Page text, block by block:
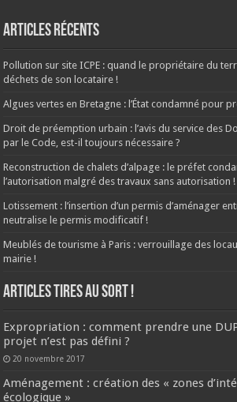
Articles récents
Pollution sur site ICPE : quand le propriétaire du
déchets de son locataire !
Algues vertes en Bretagne : l’État condamné pour
Droit de préemption urbain : l’avis du service des
par le Code, est-il toujours nécessaire ?
Reconstruction de chalets d’alpage : le préfet
l’autorisation malgré des travaux sans autorisation !
Lotissement : l’insertion d’un permis d’aménager
neutralise le permis modificatif !
Meublés de tourisme à Paris : verrouillage des
mairie !
ARTICLES TIRES AU SORT !
Expropriation : comment prendre une
projet n’est pas défini ?
20 novembre 2017
Aménagement : création des « zones
écologique »